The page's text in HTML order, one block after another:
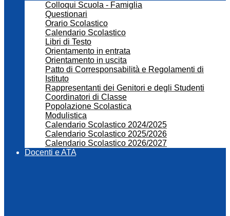
Colloqui Scuola - Famiglia
Questionari
Orario Scolastico
Calendario Scolastico
Libri di Testo
Orientamento in entrata
Orientamento in uscita
Patto di Corresponsabilità e Regolamenti di
Istituto
Rappresentanti dei Genitori e degli Studenti
Coordinatori di Classe
Popolazione Scolastica
Modulistica
Calendario Scolastico 2024/2025
Calendario Scolastico 2025/2026
Calendario Scolastico 2026/2027
Docenti e ATA